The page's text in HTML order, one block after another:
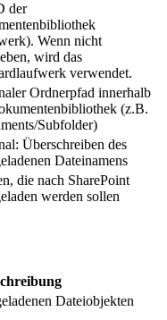
der
Wenn nicht
wird das
verwendet.
Ordnerpfad innerhalb
(z.B.
Subfolder)
Überschreiben des
Dateinamens
die nach SharePoint
werden sollen
Dateiobjekten